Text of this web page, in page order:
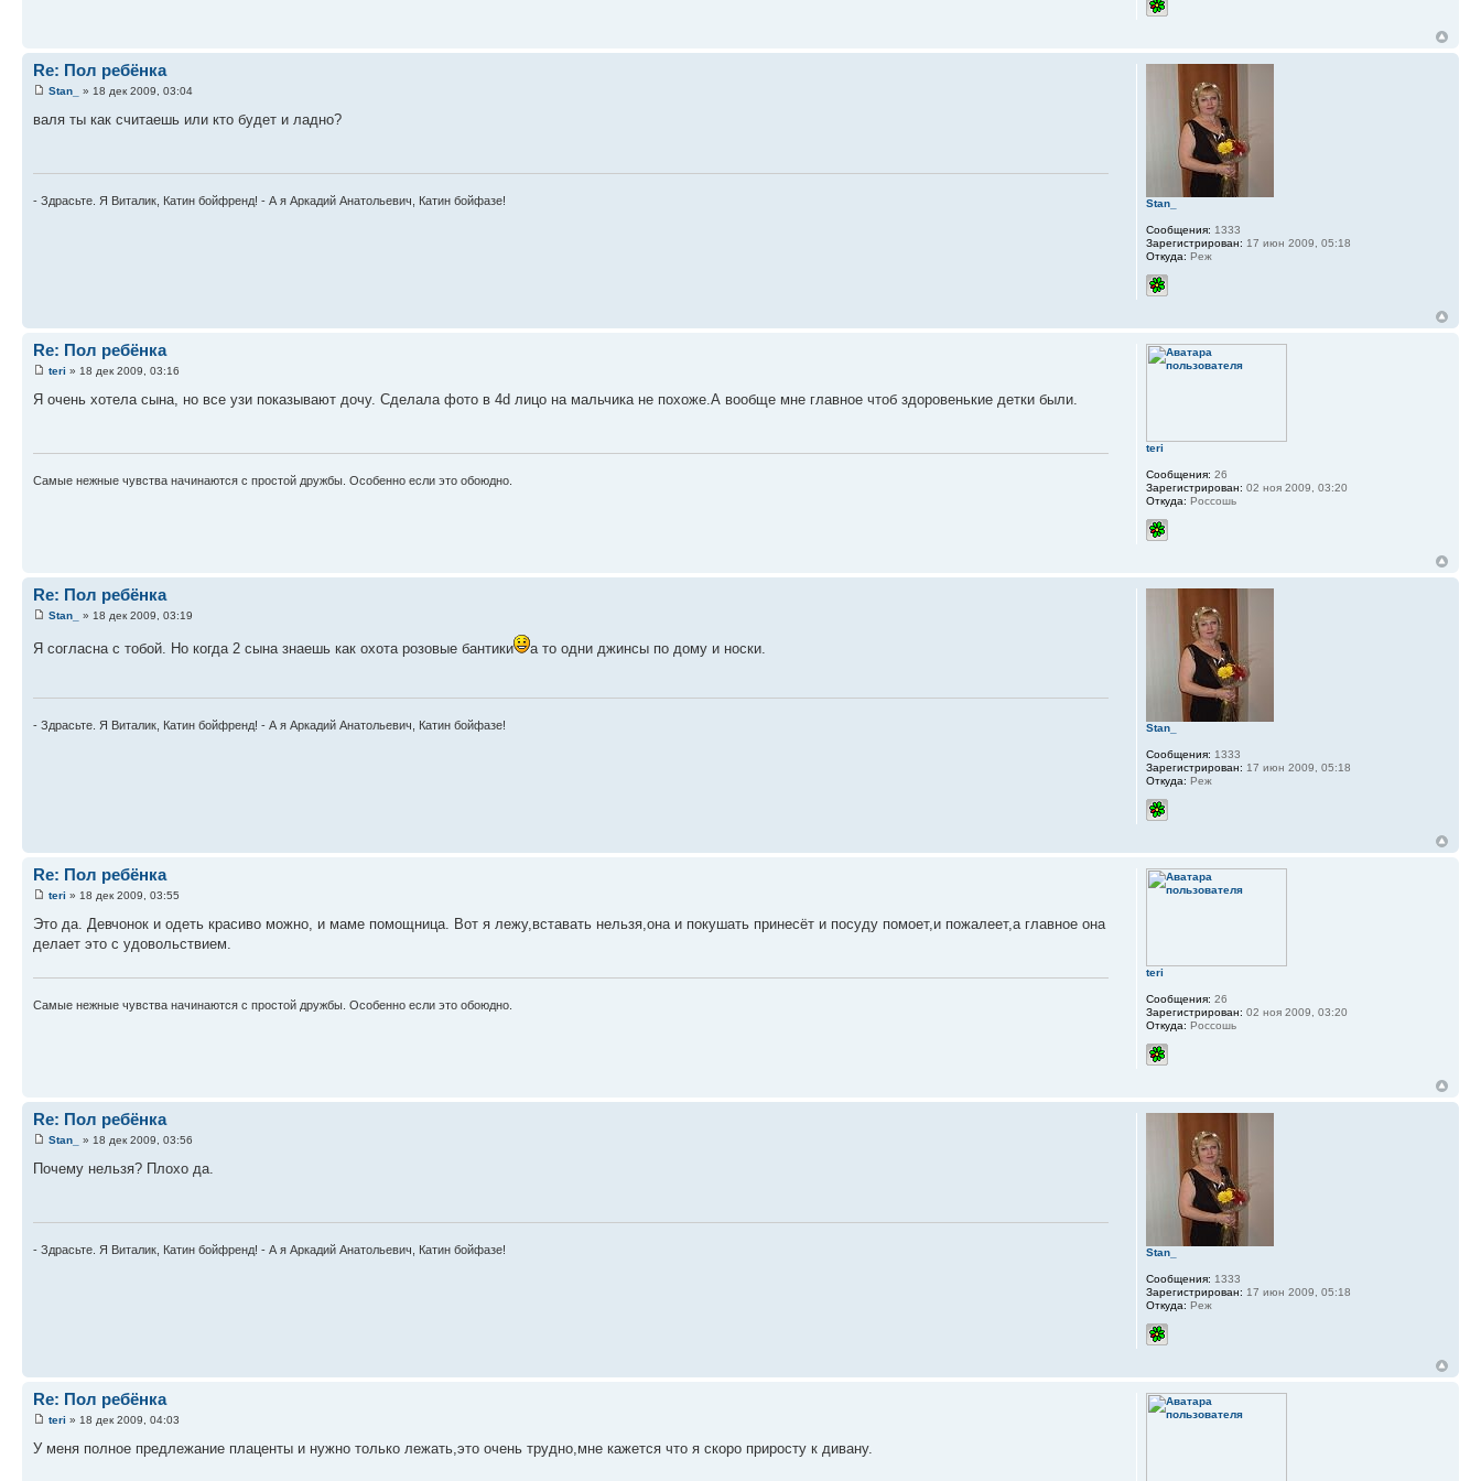
Re: Пол ребёнка
Stan_ » 18 дек 2009, 03:04
вaля ты кaк считaeшь или кто будeт и лaдно?
- Здрасьте. Я Виталик, Катин бойфренд! - А я Аркадий Анатольевич, Катин бойфазе! Stan_
Сообщения: 1333
Зарегистрирован: 17 июн 2009, 05:18
Откуда: Реж
Re: Пол ребёнка
teri » 18 дек 2009, 03:16
Я очень хотела сына, но все узи показывают дочу. Сделала фото в 4d лицо на мальчика не похоже.А вообще мне главное чтоб здоровенькие детки были.
Самые нежные чувства начинаются с простой дружбы. Особенно если это обоюдно.
teri
Сообщения: 26
Зарегистрирован: 02 ноя 2009, 03:20
Откуда: Россошь
Re: Пол ребёнка
Stan_ » 18 дек 2009, 03:19
Я согласна с тобой. Но когда 2 сына знаешь как охота розовые бантики а то одни джинсы по дому и носки.
- Здрасьте. Я Виталик, Катин бойфренд! - А я Аркадий Анатольевич, Катин бойфазе! Stan_
Сообщения: 1333
Зарегистрирован: 17 июн 2009, 05:18
Откуда: Реж
Re: Пол ребёнка
teri » 18 дек 2009, 03:55
Это да. Девчонок и одеть красиво можно, и маме помощница. Вот я лежу,вставать нельзя,она и покушать принесёт и посуду помоет,и пожалеет,а главное она
делает это с удовольствием.
Самые нежные чувства начинаются с простой дружбы. Особенно если это обоюдно.
teri
Сообщения: 26
Зарегистрирован: 02 ноя 2009, 03:20
Откуда: Россошь
Re: Пол ребёнка
Stan_ » 18 дек 2009, 03:56
Почему нельзя? Плохо да.
- Здрасьте. Я Виталик, Катин бойфренд! - А я Аркадий Анатольевич, Катин бойфазе! Stan_
Сообщения: 1333
Зарегистрирован: 17 июн 2009, 05:18
Откуда: Реж
Re: Пол ребёнка
teri » 18 дек 2009, 04:03
У меня полное предлежание плаценты и нужно только лежать,это очень трудно,мне кажется что я скоро приросту к дивану.